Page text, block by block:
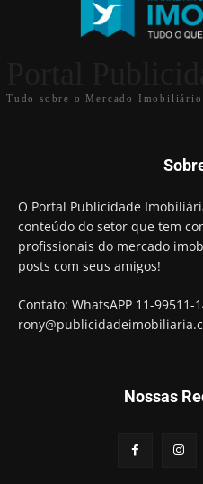
Tudo sobre o Mercado Imobiliário
O Portal Publicidade
conteúdo do setor que tem
profissionais do mercado
posts com seus amigos!
Contato: WhatsAPP 11-99511-
Nossas